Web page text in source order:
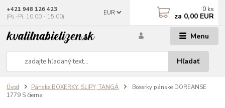
Menu
EUR
Hľadať
+421 948 126 423
(Po.-Pi. 10.00 - 15.00)
0 ks
za 0,00 EUR
Úvod Pánske BOXERKY, SLIPY, TANGÁ
Boxerky pánske DOREANSE
1779 S čierna